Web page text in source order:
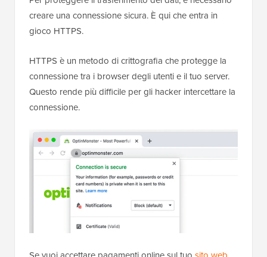
creare una connessione sicura. È qui che entra in
gioco HTTPS.
HTTPS è un metodo di crittografia che protegge la
connessione tra i browser degli utenti e il tuo server.
Questo rende più difficile per gli hacker intercettare la
connessione.